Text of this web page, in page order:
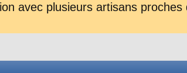
avec plusieurs artisans